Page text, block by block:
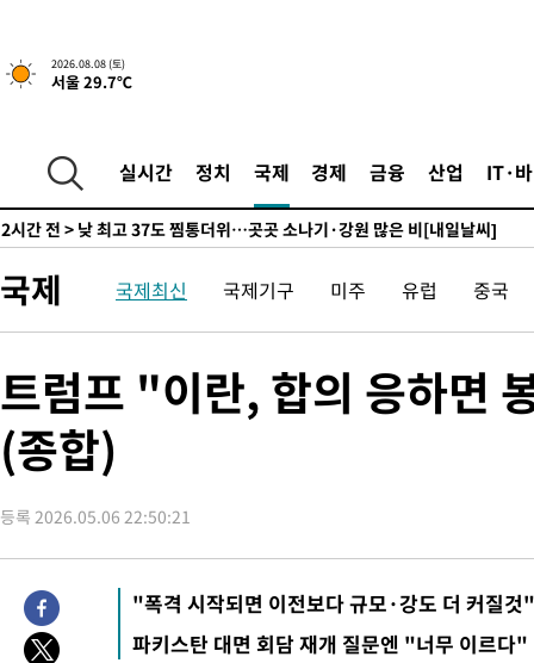
2026.08.08 (토)
서울 29.7℃
실시간 정치 국제 경제 금융 산업 IT·
실천"
-2856초 전 >이란, "오만과 '중앙 단일 루트' 합의…북쪽 인바운드·남쪽 아
드는 임시"
1시간 전 >"낮 기온 소폭 하락"…수도권 폭염중대경보, 폭염경보로 하향
1시간 전 >[단독]중수청 지원 검사들, 정원 초과 시 낮은 계급 임용…희망지
낮 최고 37도 찜통더위…곳곳 소나기·강원 많은 비[내일날씨]
2시간 전 > SK하이닉스, 용인·청주 팹에 54조 투자…"AI 메모리 수요 선제
3시간 전 >
외국인 심판 성 접대 7경기 들여다보니…한국 축구 '5승 2무'
3시간 전 >[속보]코스닥, 2.86포인트(0.36%) 내린 798.81마감
3시간 전 >[속보]원·달러 환율, 7.7원 내린 1416.1원 마감
3시간 전 >[속보] 노원서 40.1도 관측…서울, 2018년 이후 첫 40도
4시간 전 >[속보]종합특검, '계엄 수용공간 확보' 신용해 前교정본부장 기소
4시간 전 >11시간 압수수색에 성접대 파문까지…'쑥대밭' 된 축구협회
5시간 전 >[속보]규제합리화위원회 부위원장에 김태유 서울대 공대 교수…이
후임
-11341초 전 >
이강인, 폭염 속 AT마드리드 첫 훈련…80명 식사 대접까지(종
-8480초 전 >
미 사업체 일자리, 7월에 2.3만개 순감하고 그 전 2개월 10.3만
향수정 (2보)
국제 국제최신 국제기구 미주 유럽 중국
트럼프 "이란, 합의 응하면
(종합)
등록 2026.05.06 22:50:21
"폭격 시작되면 이전보다 규모·강도 더 커질것"
파키스탄 대면 회담 재개 질문엔 "너무 이르다"